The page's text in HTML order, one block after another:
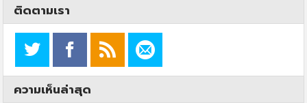
ติดตามเรา
ความเห็นล่าสุด